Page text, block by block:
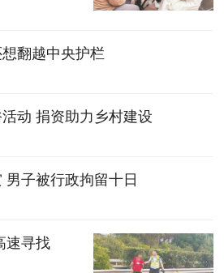
翻越中央护栏
动 捐资助力乡村建设
男子被行政拘留十日
速寻找